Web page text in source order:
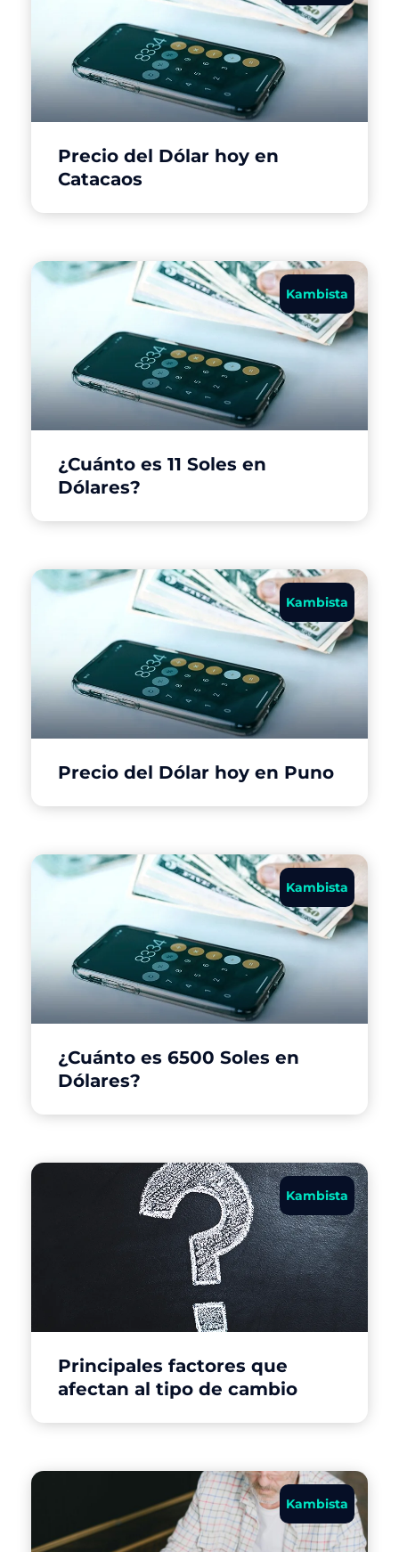
Precio del Dólar hoy en
Catacaos
Kambista
¿Cuánto es 11 Soles en
Dólares?
Kambista
Precio del Dólar hoy en Puno
Kambista
¿Cuánto es 6500 Soles en
Dólares?
Kambista
Principales factores que
afectan al tipo de cambio
Kambista